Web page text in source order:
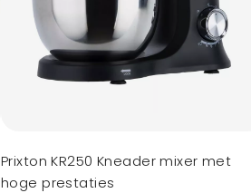
Prixton KR250 Kneader mixer met
hoge prestaties